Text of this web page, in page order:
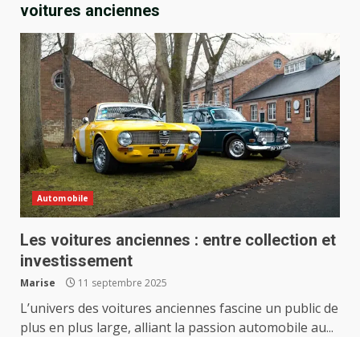
voitures anciennes
Automobile
Les voitures anciennes : entre collection et
investissement
Marise 11 septembre 2025
L’univers des voitures anciennes fascine un public de
plus en plus large, alliant la passion automobile au...